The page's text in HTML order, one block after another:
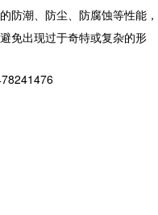
防潮、防尘、防腐蚀等性能，
免出现过于奇特或复杂的形